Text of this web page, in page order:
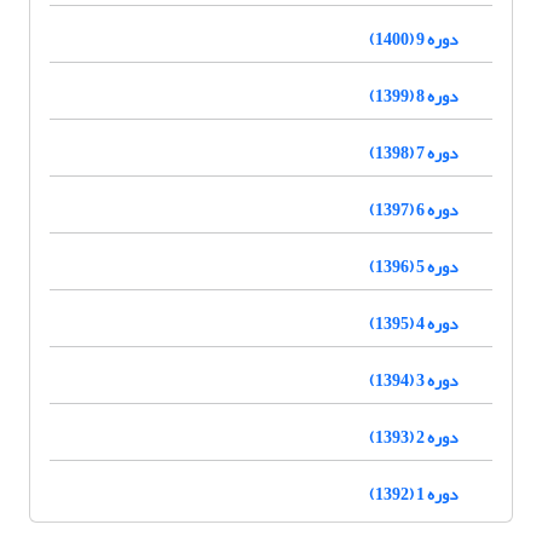
دوره 9 (1400)
دوره 8 (1399)
دوره 7 (1398)
دوره 6 (1397)
دوره 5 (1396)
دوره 4 (1395)
دوره 3 (1394)
دوره 2 (1393)
دوره 1 (1392)